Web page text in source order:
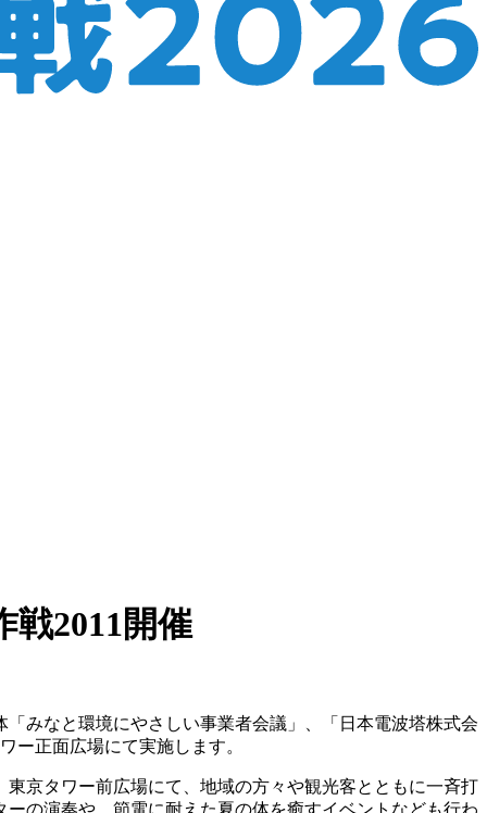
戦2011開催
みなと環境にやさしい事業者会議」、「日本電波塔株式会
ー正面広場にて実施します。
京タワー前広場にて、地域の方々や観光客とともに一斉打
の演奏や、節電に耐えた夏の体を癒すイベントなども行わ